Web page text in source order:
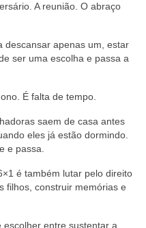
A reunião. O abraço
descansar apenas um, estar
ser uma escolha e passa a
É falta de tempo.
saem de casa antes
eles já estão dormindo.
e passa.
é também lutar pelo direito
filhos, construir memórias e
entre sustentar a